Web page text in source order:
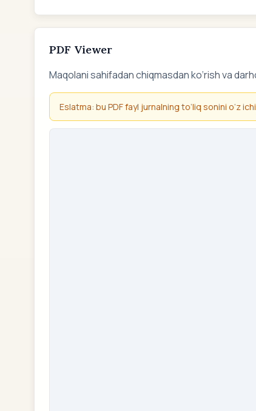
PDF Viewer
Maqolani sahifadan chiqmasdan ko‘rish va
Eslatma: bu PDF fayl jurnalning to‘liq sonini o‘z